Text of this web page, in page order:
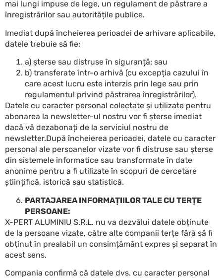
mai lungi impuse de lege, un regulament de păstrare a
înregistrărilor sau autoritățile publice.
Imediat după încheierea perioadei de arhivare aplicabile,
datele trebuie să fie:
a) șterse sau distruse în siguranță; sau
b) transferate într-o arhivă (cu excepția cazului în
care acest lucru este interzis prin lege sau prin
regulamentul privind păstrarea înregistrărilor).
Datele cu caracter personal colectate și utilizate pentru
abonarea la newsletter-ul nostru vor fi șterse imediat
dacă vă dezabonați de la serviciul nostru de
newsletter.După încheierea perioadei, datele cu caracter
personal ale persoanelor vizate vor fi distruse sau șterse
din sistemele informatice sau transformate în date
anonime pentru a fi utilizate în scopuri de cercetare
științifică, istorică sau statistică.
PARTAJAREA INFORMAȚIILOR TALE CU TERȚE
PERSOANE:
X-PERT ALUMINIU S.R.L. nu va dezvălui datele obținute
de la persoane vizate, către alte companii terțe fără să fi
obținut în prealabil un consimțământ expres și separat în
acest sens.
Compania confirmă că datele dvs. cu caracter personal